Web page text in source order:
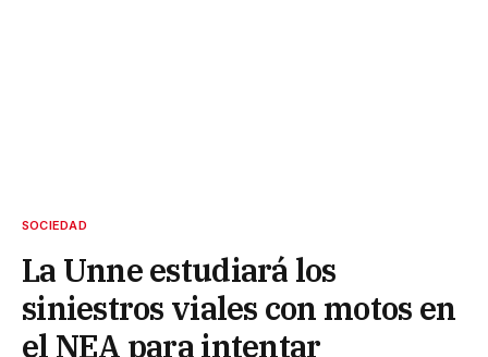
SOCIEDAD
La Unne estudiará los
siniestros viales con motos en
el NEA para intentar